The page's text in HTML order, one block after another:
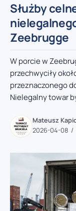
Służby
Zeebrugge
W porcie w
przechwyciły
przeznaczonego
Nielegalny towar
Mateusz
2026-04-08